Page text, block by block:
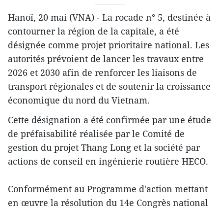
Hanoï, 20 mai (VNA) - La rocade n° 5, destinée à
contourner la région de la capitale, a été
désignée comme projet prioritaire national. Les
autorités prévoient de lancer les travaux entre
2026 et 2030 afin de renforcer les liaisons de
transport régionales et de soutenir la croissance
économique du nord du Vietnam.
Cette désignation a été confirmée par une étude
de préfaisabilité réalisée par le Comité de
gestion du projet Thang Long et la société par
actions de conseil en ingénierie routière HECO.
Conformément au Programme d'action mettant
en œuvre la résolution du 14e Congrès national